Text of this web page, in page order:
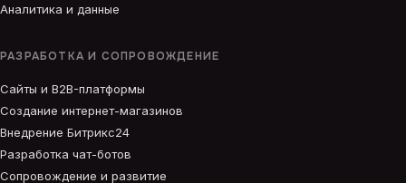
Аналитика и данные
РАЗРАБОТКА И СОПРОВОЖДЕНИЕ
Сайты и B2B-платформы
Создание интернет-магазинов
Внедрение Битрикс24
Разработка чат-ботов
Сопровождение и развитие